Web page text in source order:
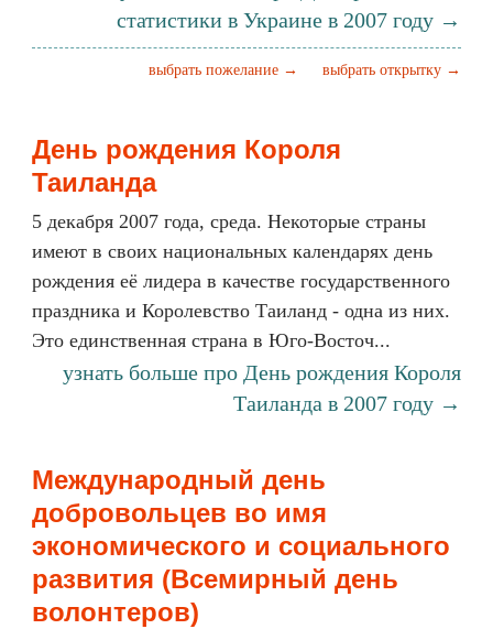
статистики в Украине в 2007 году →
выбрать открытку →
выбрать пожелание →
День рождения Короля
Таиланда
5 декабря 2007 года, среда. Некоторые страны
имеют в своих национальных календарях день
рождения её лидера в качестве государственного
праздника и Королевство Таиланд - одна из них.
Это единственная страна в Юго-Восточ...
узнать больше про День рождения Короля
Таиланда в 2007 году →
Международный день
добровольцев во имя
экономического и социального
развития (Всемирный день
волонтеров)